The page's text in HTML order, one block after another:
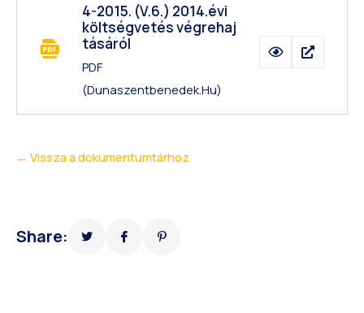
4-2015. (V.6.) 2014.évi
költségvetés végrehaj
tásáról
PDF
(dunaszentbenedek.hu)
← Vissza a dokumentumtárhoz
Share: